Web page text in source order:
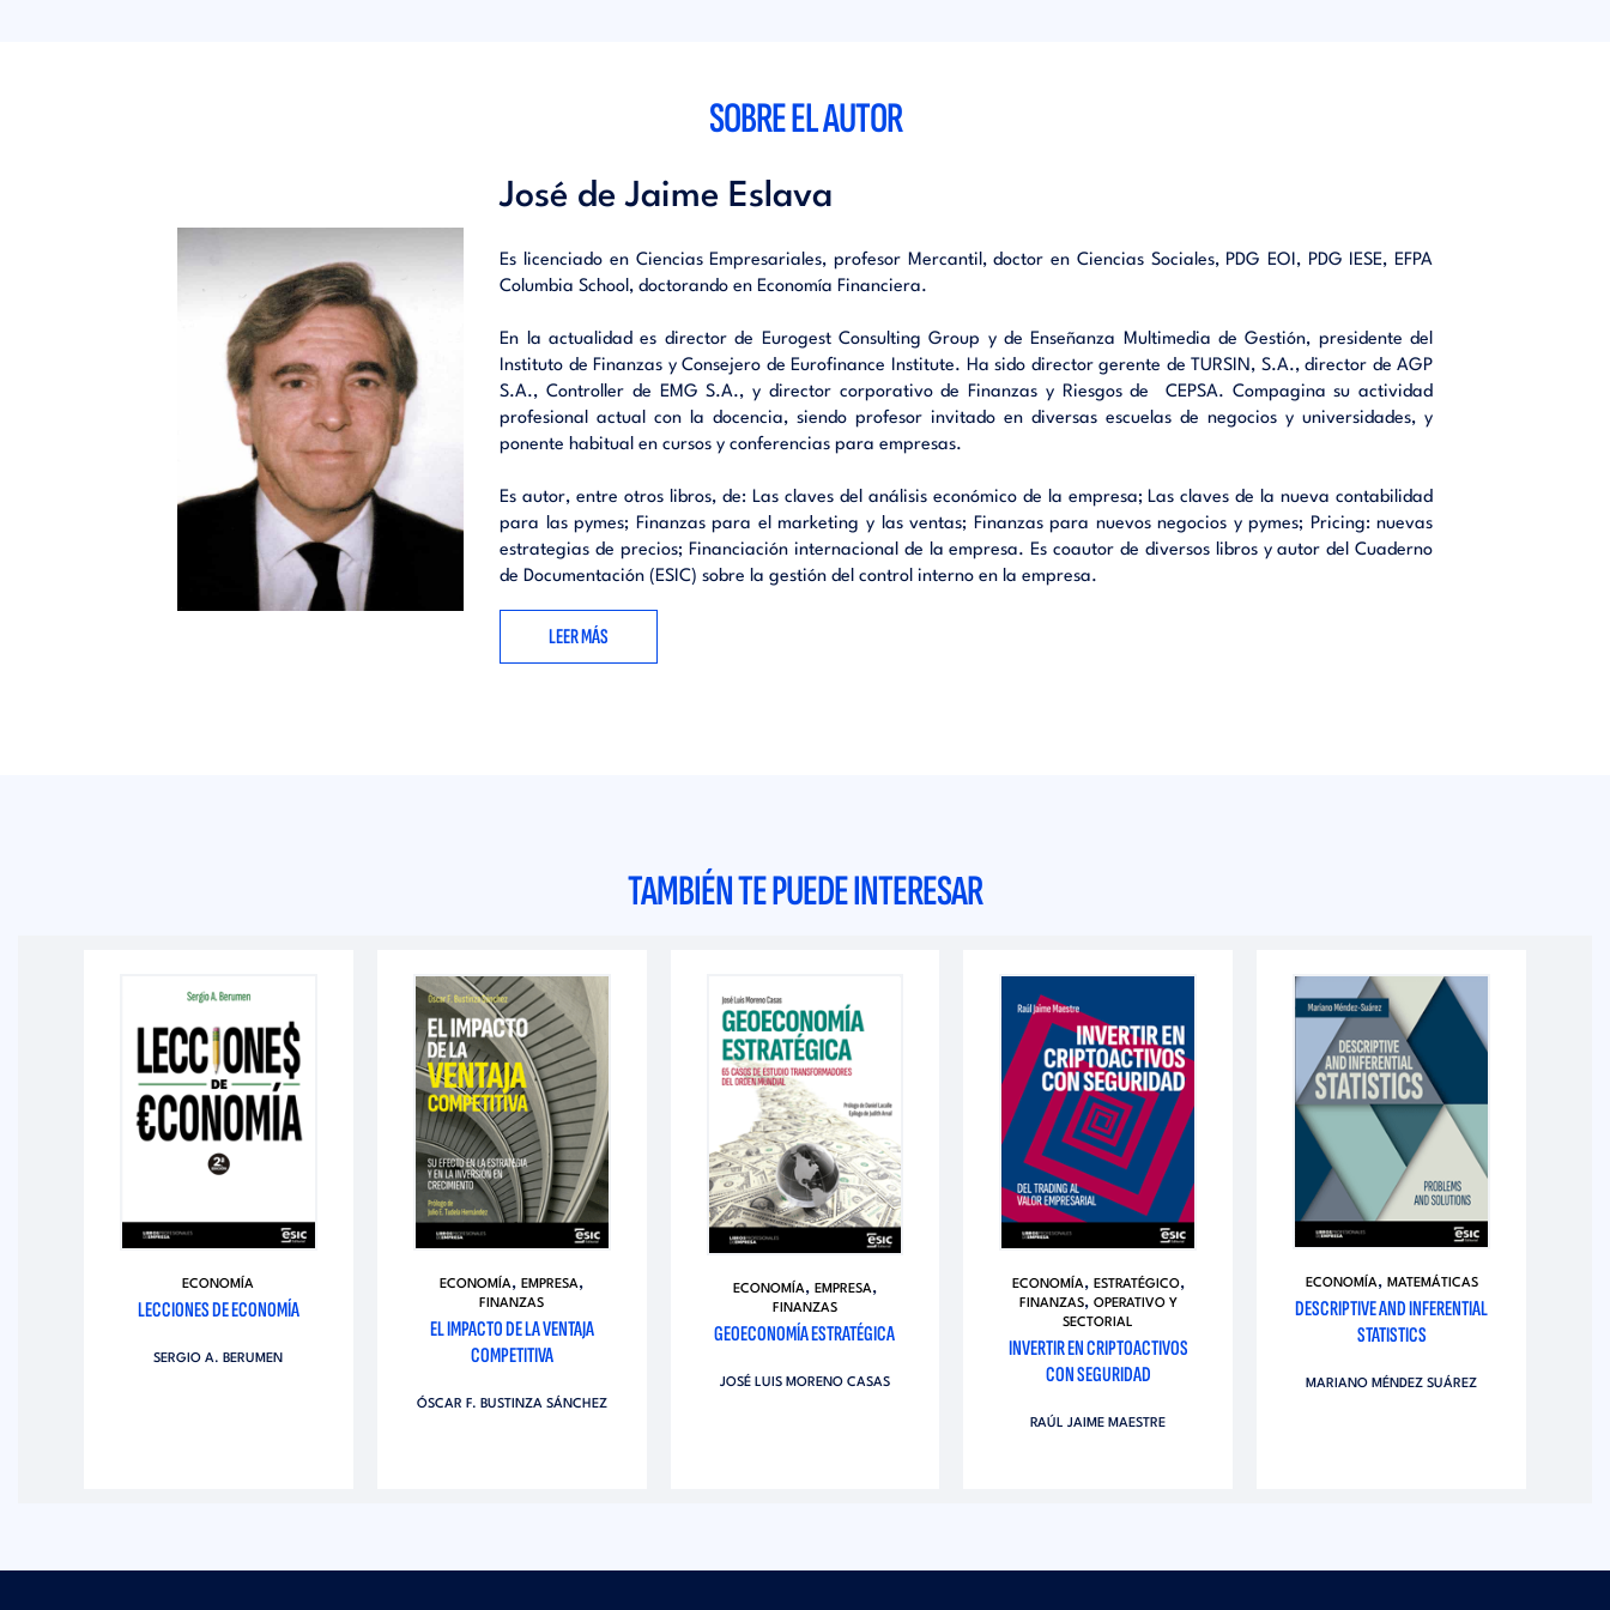
Además, el libro aporta como novedades, por un lado, el caso práctico de una
empresa que a lo largo de cada uno de sus capítulos detalla como ejemplo un
práctico. Por otro lado, se incorpora al libro un CD con un potente simulador que
permite incluir, interpretar, analizar y comparar de forma rápida y completa hasta
tanto de una sola empresa como de diferentes empresas, a través de ratios y
diagramas perfectamente ajustados a las exigencias de la Nueva Contabilidad del
El autor: José de Jaime Eslava. Licenciado en Ciencias Económicas y Empresariales,
profesor mercantil y con varios títulos de MBA ( EOI, PDG IESE; EPBA Columbia New
YORK), ha sido director corporativo de finanzas y riesgos de diferentes empresas
españolas y director de estrategia corporativa de filiales españolas de
multinacionales, desempeñando actualmente las funciones de Socio Director del
Consejero de EuroFinance Institute para España y del Instituto Tecnológico Latino.
Índice:
Las posiciones económico-financieras de la empresa.- Los estados financieros como
solvencia de la empresa.- El análisis del capital circulante y la liquidez
SOBRE EL AUTOR
José de Jaime Eslava
Es licenciado en Ciencias Empresariales, profesor Mercantil, doctor en Ciencias Sociales, PDG EOI, PDG IESE, EFPA
Columbia School, doctorando en Economía Financiera.
En la actualidad es director de Eurogest Consulting Group y de Enseñanza Multimedia de Gestión, presidente del
Instituto de Finanzas y Consejero de Eurofinance Institute. Ha sido director gerente de TURSIN, S.A., director de AGP
S.A., Controller de EMG S.A., y director corporativo de Finanzas y Riesgos de CEPSA. Compagina su actividad
profesional actual con la docencia, siendo profesor invitado en diversas escuelas de negocios y universidades, y
ponente habitual en cursos y conferencias para empresas.
Es autor, entre otros libros, de: Las claves del análisis económico de la empresa; Las claves de la nueva contabilidad
para las pymes; Finanzas para el marketing y las ventas; Finanzas para nuevos negocios y pymes; Pricing: nuevas
estrategias de precios; Financiación internacional de la empresa. Es coautor de diversos libros y autor del Cuaderno
de Documentación (ESIC) sobre la gestión del control interno en la empresa.
LEER MÁS
TAMBIÉN TE PUEDE INTERESAR
ECONOMÍA
LECCIONES DE ECONOMÍA
SERGIO A. BERUMEN
ECONOMÍA,EMPRESA,
FINANZAS
EL IMPACTO DE LA VENTAJA
COMPETITIVA
ÓSCAR F. BUSTINZA SÁNCHEZ
ECONOMÍA, EMPRESA,
FINANZAS
GEOECONOMÍA ESTRATÉGICA
JOSÉ LUIS MORENO CASAS
ECONOMÍA, ESTRATÉGICO,
FINANZAS, OPERATIVO Y
SECTORIAL
INVERTIR EN CRIPTOACTIVOS
CON SEGURIDAD
RAÚL JAIME MAESTRE
ECONOMÍA, MATEMÁTICAS
DESCRIPTIVE AND INFERENTIAL
STATISTICS
MARIANO MÉNDEZ SUÁREZ